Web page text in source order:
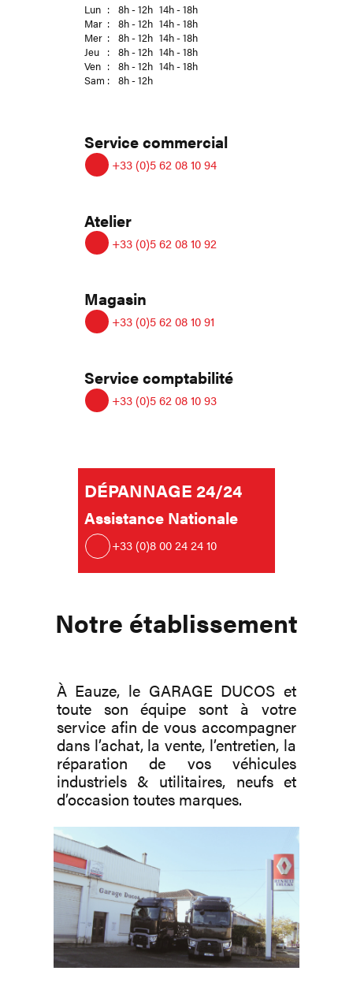
Lun : 8h - 12h 14h - 18h
Mar : 8h - 12h 14h - 18h
Mer : 8h - 12h 14h - 18h
Jeu : 8h - 12h 14h - 18h
Ven : 8h - 12h 14h - 18h
Sam : 8h - 12h
Service commercial
+33 (0)5 62 08 10 94
Atelier
+33 (0)5 62 08 10 92
Magasin
+33 (0)5 62 08 10 91
Service comptabilité
+33 (0)5 62 08 10 93
DÉPANNAGE 24/24
Assistance Nationale
+33 (0)8 00 24 24 10
Notre établissement
À Eauze, le GARAGE DUCOS et
toute son équipe sont à votre
service afin de vous accompagner
dans l’achat, la vente, l’entretien, la
réparation de vos véhicules
industriels & utilitaires, neufs et
d’occasion toutes marques.